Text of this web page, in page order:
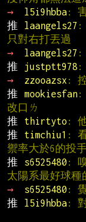
→
l5i9hbba:
推
laangels27 :
只對右打丟過
→
laangels27 :
推
justptt978 :
→
zzooazsx :
推
mookiesfan:
改口ㄌ
推
thirtyto :
推
timchiu1 :
禦率大於6的投
推
s6525480 :
太陽系最好球種
→
s6525480 :
推
l5i9hbba: